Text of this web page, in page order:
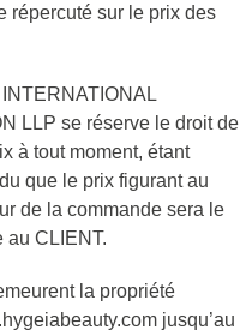
répercuté sur le prix des
LLP se réserve le droit de
à tout moment, étant
que le prix figurant au
de la commande sera le
au CLIENT.
la propriété
jusqu’au